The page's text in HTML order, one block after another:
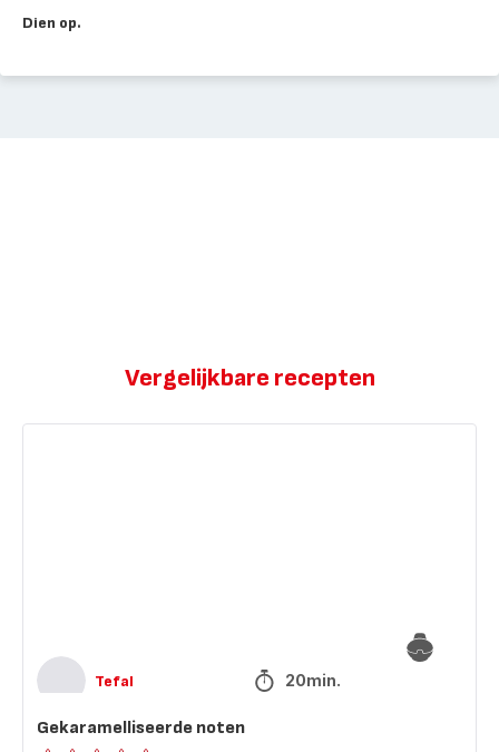
Dien op.
Vergelijkbare recepten
Tefal 20min.
Gekaramelliseerde noten